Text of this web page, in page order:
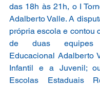
das 18h às 21h, o I
Adalberto Valle. A
própria escola e contou
de duas
Educacional Adalberto
Infantil e a Juvenil;
Escolas Estaduais